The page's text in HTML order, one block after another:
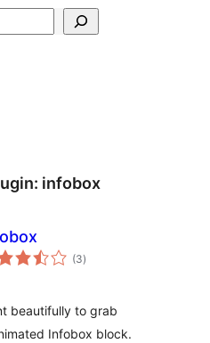
infobox
(3total
de
)
beautifully to grab
Infobox block.